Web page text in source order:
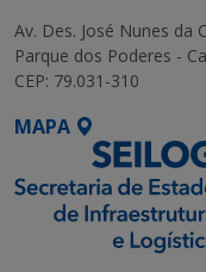
Av. Des. José Nunes da
Parque dos Poderes -
CEP: 79.031-310
MAPA